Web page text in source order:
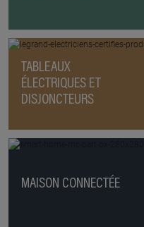
TABLEAUX
ÉLECTRIQUES ET
DISJONCTEURS
MAISON CONNECTÉE